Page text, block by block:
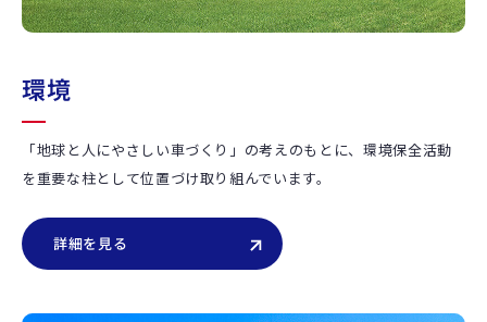
環境
「地球と人にやさしい車づくり」の考えのもとに、環境保全活動
を重要な柱として位置づけ取り組んでいます。
詳細を見る